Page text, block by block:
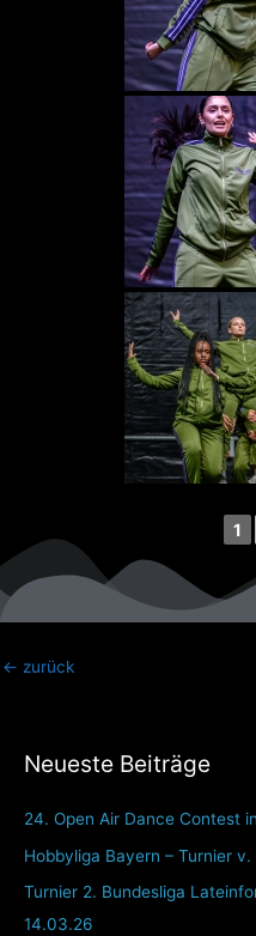
Neueste Beiträge
24. Open Air Dance Contest
Hobbyliga Bayern – Turnier
Turnier 2. Bundesliga
14.03.26
1
← zurück